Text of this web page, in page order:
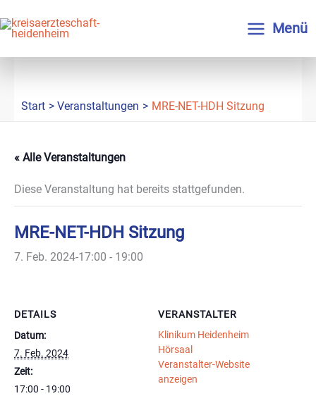
Inhalt
springen
Menü
Start Veranstaltungen MRE-NET-HDH Sitzung
« Alle Veranstaltungen
Diese Veranstaltung hat bereits stattgefunden.
MRE-NET-HDH Sitzung
7. Feb. 2024-17:00 - 19:00
DETAILS
Datum:
7. Feb. 2024
Zeit:
17:00 - 19:00
VERANSTALTER
Klinikum Heidenheim
Hörsaal
Veranstalter-Website
anzeigen